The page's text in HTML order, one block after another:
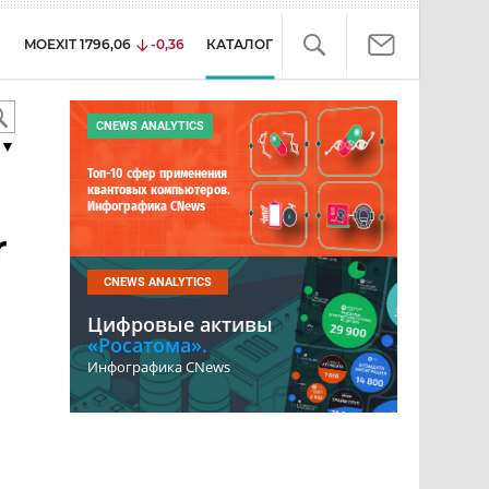
MOEXIT 1796,06 -0,36 КАТАЛОГ
▼
CNEWS ANALYTICS
Топ-10 сфер применения
квантовых компьютеров.
Инфографика CNews
CNEWS ANALYTICS
Цифровые активы
«Росатома».
Инфографика CNews